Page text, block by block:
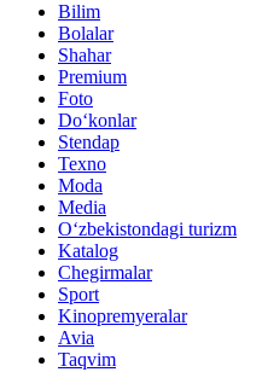
Bilim
Bolalar
Shahar
Premium
Foto
Do‘konlar
Stendap
Texno
Moda
Media
O‘zbekistondagi turizm
Katalog
Chegirmalar
Sport
Kinopremyeralar
Avia
Taqvim